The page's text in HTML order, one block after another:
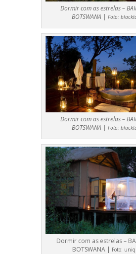
Dormir com as estrelas –
BOTSWANA |Foto:
Dormir com as estrelas –
BOTSWANA |Foto:
Dormir com as estrelas –
BOTSWANA | Foto: